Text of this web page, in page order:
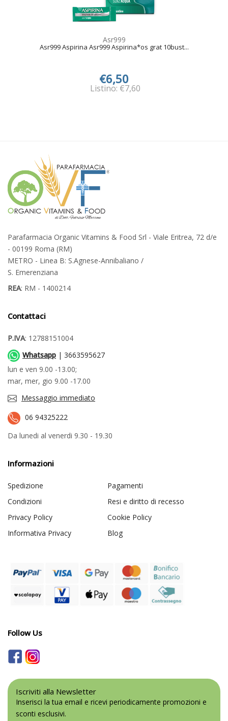
Asr999
Asr999 Aspirina Asr999 Aspirina*os grat 10bust...
€6,50
Listino: €7,60
Parafarmacia Organic Vitamins & Food Srl - Viale Eritrea, 72 d/e
- 00199 Roma (RM)
METRO - Linea B: S.Agnese-Annibaliano /
S. Emerenziana
REA: RM - 1400214
Contattaci
P.IVA: 12788151004
Whatsapp | 3663595627
lun e ven 9.00 -13.00;
mar, mer, gio 9.00 -17.00
Messaggio immediato
06 94325222
Da lunedi al venerdi 9.30 - 19.30
Informazioni
Spedizione
Pagamenti
Condizioni
Resi e diritto di recesso
Privacy Policy
Cookie Policy
Informativa Privacy
Blog
Follow Us
Iscriviti alla Newsletter
Inserisci la tua email e ricevi periodicamente promozioni e
sconti esclusivi.